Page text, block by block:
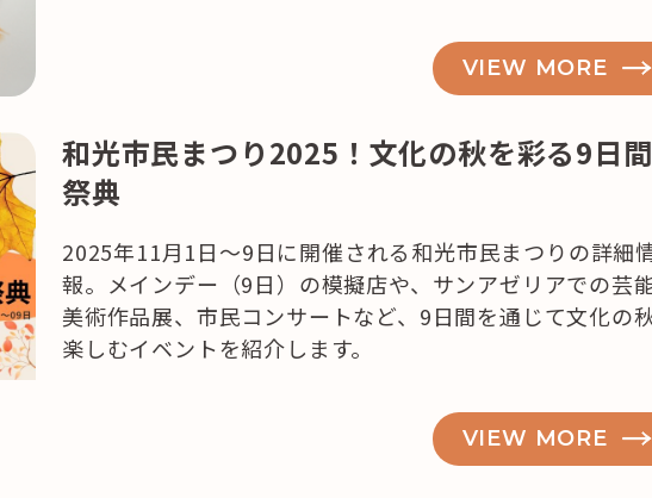
活用事例
リノベ事例
VIEW MORE
和光市民まつり2025！文化の秋を彩る9日
祭典
2025年11月1日～9日に開催される和光市民まつりの詳細
報。メインデー（9日）の模擬店や、サンアゼリアでの芸
美術作品展、市民コンサートなど、9日間を通じて文化の
楽しむイベントを紹介します。
VIEW MORE